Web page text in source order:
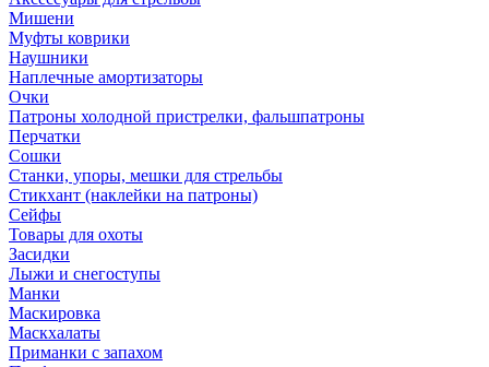
Мишени
Муфты коврики
Наушники
Наплечные амортизаторы
Очки
Патроны холодной пристрелки, фальшпатроны
Перчатки
Сошки
Станки, упоры, мешки для стрельбы
Стикхант (наклейки на патроны)
Сейфы
Товары для охоты
Засидки
Лыжи и снегоступы
Манки
Маскировка
Маскхалаты
Приманки с запахом